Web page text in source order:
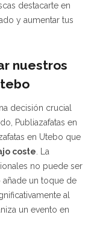
destacarte en
y aumentar tus
nuestros
decisión crucial
Publiazafatas en
en Utebo que
coste . La
no puede ser
un toque de
al
un evento en